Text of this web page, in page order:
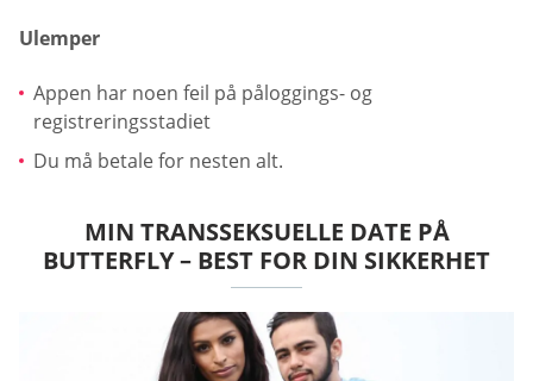
Ulemper
Appen har noen feil på påloggings- og
registreringsstadiet
Du må betale for nesten alt.
MIN TRANSSEKSUELLE DATE PÅ
BUTTERFLY – BEST FOR DIN SIKKERHET